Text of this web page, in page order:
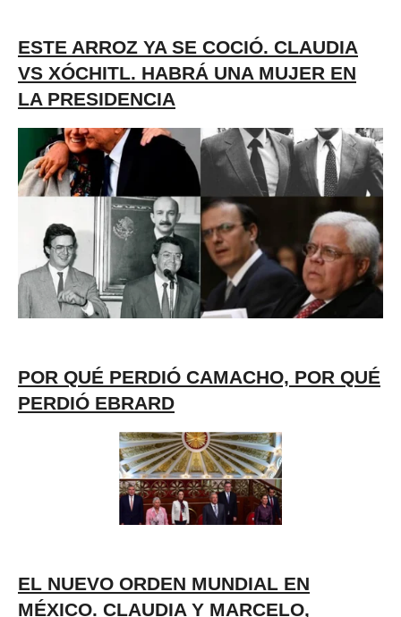
ESTE ARROZ YA SE COCIÓ. CLAUDIA
VS XÓCHITL. HABRÁ UNA MUJER EN
LA PRESIDENCIA
POR QUÉ PERDIÓ CAMACHO, POR QUÉ
PERDIÓ EBRARD
EL NUEVO ORDEN MUNDIAL EN
MÉXICO. CLAUDIA Y MARCELO,